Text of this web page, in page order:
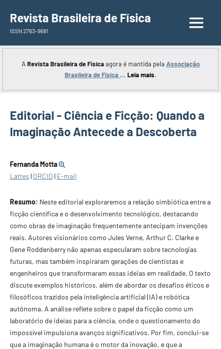
para
conteúdo
Revista Brasileira de Física
ISSN 2763-9681
A Revista Brasileira de Físicaagora é mantida pela Associação
Brasileira de Física ... Leia mais.
Editorial - Ciência e Ficção: Quando a
Imaginação Antecede a Descoberta
Fernanda Motta
Lattes | ORCID | E-mail
Resumo: Neste editorial exploraremos a relação simbiótica entre a
ficção científica e o desenvolvimento tecnológico, destacando
como obras de imaginação frequentemente antecipam invenções
reais. Autores visionários como Jules Verne, Arthur C. Clarke e
Gene Roddenberry não apenas especularam sobre tecnologias
futuras, mas também inspiraram gerações de cientistas e
engenheiros que transformaram essas ideias em realidade. O texto
discute exemplos históricos, além de abordar os desafios éticos e
filosóficos trazidos pela inteligência artificial (IA) e robótica
autônoma. A análise reflete sobre o papel da ficção como um
laboratório de ideias para a ciência, onde o questionamento do
impossível impulsiona avanços significativos. Por fim, conclui-se
que a imaginação humana é o motor da inovação, e que a